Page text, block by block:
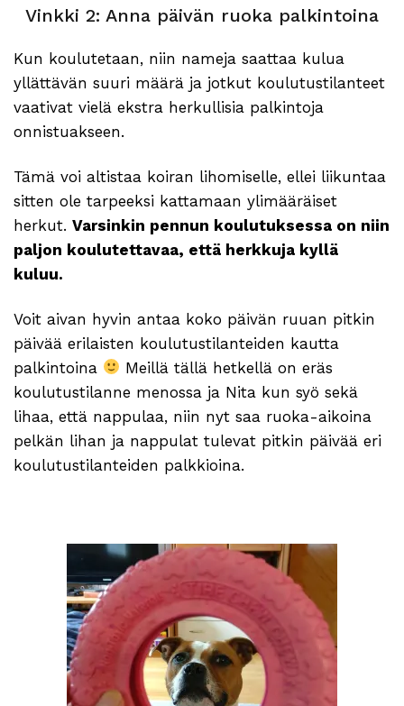
Vinkki 2: Anna päivän ruoka palkintoina
Kun koulutetaan, niin nameja saattaa kulua
yllättävän suuri määrä ja jotkut koulutustilanteet
vaativat vielä ekstra herkullisia palkintoja
onnistuakseen.
Tämä voi altistaa koiran lihomiselle, ellei liikuntaa
sitten ole tarpeeksi kattamaan ylimääräiset
herkut. Varsinkin pennun koulutuksessa on niin
paljon koulutettavaa, että herkkuja kyllä
kuluu.
Voit aivan hyvin antaa koko päivän ruuan pitkin
päivää erilaisten koulutustilanteiden kautta
palkintoina
Meillä tällä hetkellä on eräs
koulutustilanne menossa ja Nita kun syö sekä
lihaa, että nappulaa, niin nyt saa ruoka-aikoina
pelkän lihan ja nappulat tulevat pitkin päivää eri
koulutustilanteiden palkkioina.